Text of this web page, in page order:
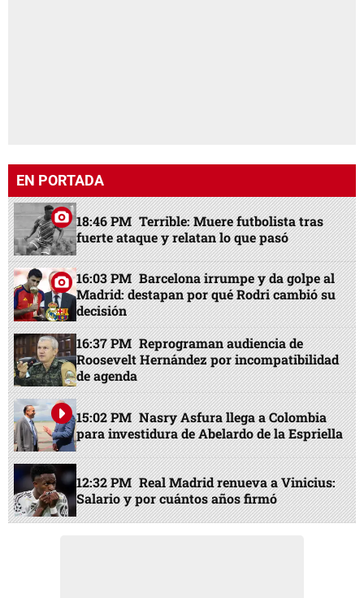
EN PORTADA
18:46 PM Terrible: Muere futbolista tras
fuerte ataque y relatan lo que pasó
16:03 PM Barcelona irrumpe y da golpe al
Madrid: destapan por qué Rodri cambió su
decisión
16:37 PM Reprograman audiencia de
Roosevelt Hernández por incompatibilidad
de agenda
15:02 PM Nasry Asfura llega a Colombia
para investidura de Abelardo de la Espriella
12:32 PM Real Madrid renueva a Vinicius:
Salario y por cuántos años firmó